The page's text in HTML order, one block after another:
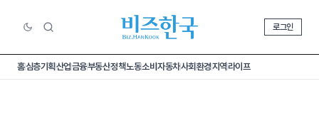
로그인
홈심층기획산업금융부동산정책노동소비 자동차사회환경지역라이프